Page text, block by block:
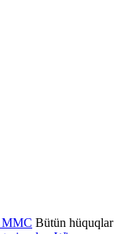
MMC Bütün hüquqlar